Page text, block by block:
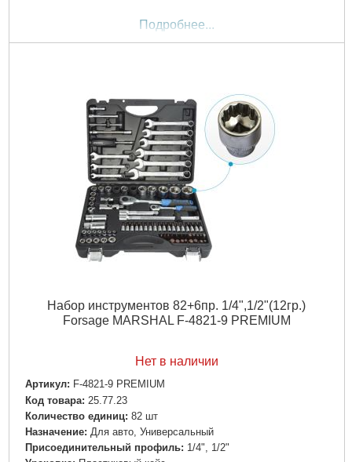
Подробнее...
Набор инструментов 82+6пр. 1/4",1/2"(12гр.)
Forsage MARSHAL F-4821-9 PREMIUM
Нет в наличии
Артикул: F-4821-9 PREMIUM
Код товара: 25.77.23
Количество единиц: 82 шт
Назначение: Для авто, Универсальный
Пpиcoeдинитeльный пpoфиль: 1/4", 1/2"